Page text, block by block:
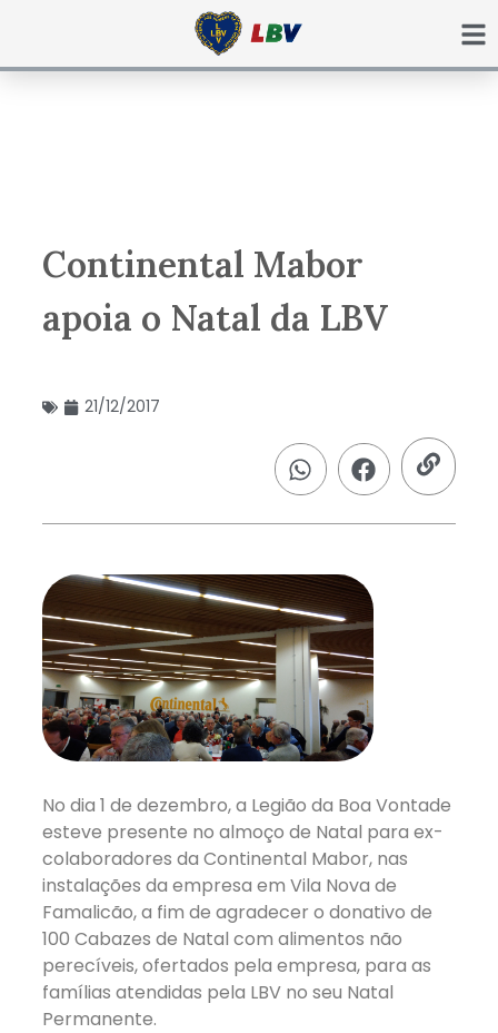
Continental Mabor
apoia o Natal da LBV
21/12/2017
No dia 1 de dezembro, a Legião da Boa Vontade
esteve presente no almoço de Natal para ex-
colaboradores da Continental Mabor, nas
instalações da empresa em Vila Nova de
Famalicão, a fim de agradecer o donativo de
100 Cabazes de Natal com alimentos não
perecíveis, ofertados pela empresa, para as
famílias atendidas pela LBV no seu Natal
Permanente.